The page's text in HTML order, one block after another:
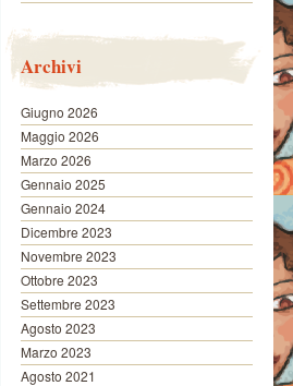
Archivi
Giugno 2026
Maggio 2026
Marzo 2026
Gennaio 2025
Gennaio 2024
Dicembre 2023
Novembre 2023
Ottobre 2023
Settembre 2023
Agosto 2023
Marzo 2023
Agosto 2021